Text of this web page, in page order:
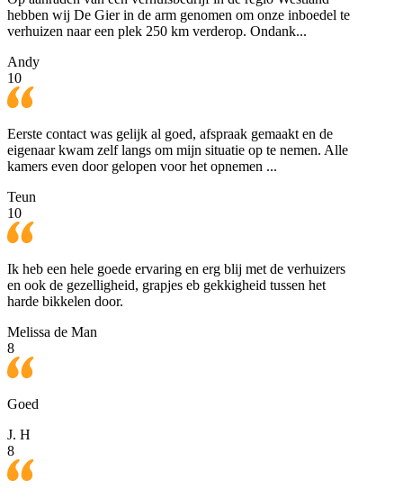
hebben wij De Gier in de arm genomen om onze inboedel te
verhuizen naar een plek 250 km verderop. Ondank...
Andy
10
Eerste contact was gelijk al goed, afspraak gemaakt en de
eigenaar kwam zelf langs om mijn situatie op te nemen. Alle
kamers even door gelopen voor het opnemen ...
Teun
10
Ik heb een hele goede ervaring en erg blij met de verhuizers
en ook de gezelligheid, grapjes eb gekkigheid tussen het
harde bikkelen door.
Melissa de Man
8
Goed
J. H
8